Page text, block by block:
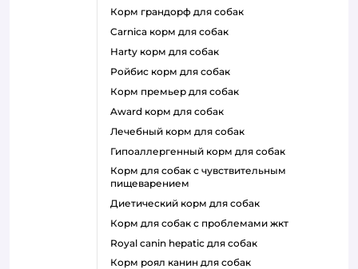
корм грандорф для собак
carnica корм для собак
harty корм для собак
ройбис корм для собак
корм премьер для собак
award корм для собак
лечебный корм для собак
гипоаллергенный корм для собак
корм для собак с чувствительным
пищеварением
диетический корм для собак
корм для собак с проблемами жкт
royal canin hepatic для собак
корм роял канин для собак